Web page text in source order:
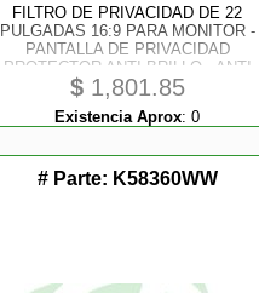
FILTRO DE PRIVACIDAD DE 22
PULGADAS 16:9 PARA MONITOR -
PANTALLA DE PRIVACIDAD
PROTECTOR ANTI BRILLO - ANTI
LUZ AZUL CON REDUCCIÓN DEL
51% - ÁNGULO DE +/ - 30°
$1,801.85
Existencia Aprox: 0
# Parte: K58360WW